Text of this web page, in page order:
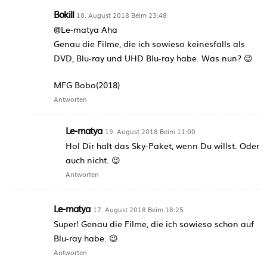
Bokill 18. August 2018 Beim 23:48
@Le-matya Aha
Genau die Filme, die ich sowieso keinesfalls als
DVD, Blu-ray und UHD Blu-ray habe. Was nun? 😉
MFG Bobo(2018)
Antworten
Le-matya 19. August 2018 Beim 11:00
Hol Dir halt das Sky-Paket, wenn Du willst. Oder
auch nicht. 😉
Antworten
Le-matya 17. August 2018 Beim 18:25
Super! Genau die Filme, die ich sowieso schon auf
Blu-ray habe. 😉
Antworten